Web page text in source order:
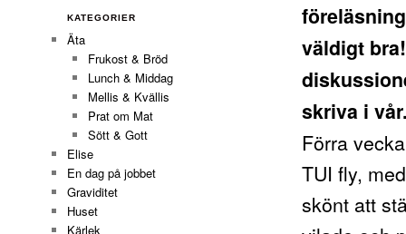
väldigt
skriva i
Förra
TUI fly,
skönt att
KATEGORIER
Äta
Frukost & Bröd
Lunch & Middag
Mellis & Kvällis
Prat om Mat
Sött & Gott
Elise
En dag på jobbet
Graviditet
Huset
Kärlek